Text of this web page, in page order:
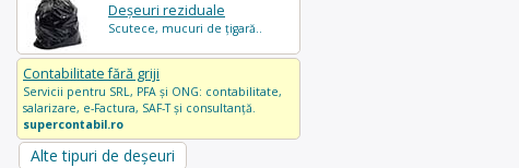
Deșeuri reziduale
Scutece, mucuri de țigară..
Contabilitate fără griji
Servicii pentru SRL, PFA și ONG: contabilitate,
salarizare, e-Factura, SAF-T și consultanță.
supercontabil.ro
Alte tipuri de deșeuri